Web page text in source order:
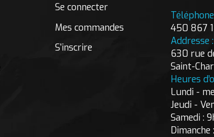
Se connecter
Mes commandes
S'inscrire
450 867
Addresse :
630 rue
Saint-
Heures
Lundi -
Jeudi -
Samedi :
Dimanche